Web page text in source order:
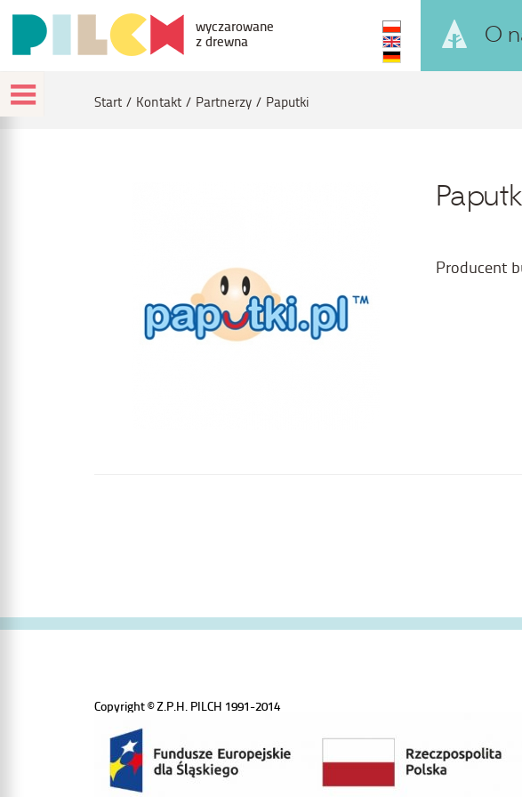
wyczarowane
z drewna O
Start Kontakt Partnerzy Paputki
Producent
Copyright © Z.P.H. PILCH 1991-2014